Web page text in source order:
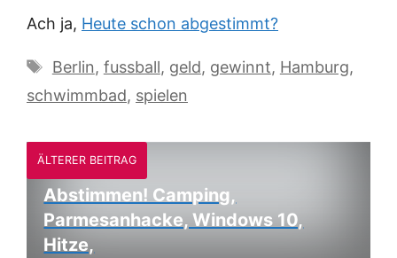
Ach ja, Heute schon abgestimmt?
Schlagwörter
Berlin, fussball, geld, gewinnt, Hamburg,
schwimmbad, spielen
ÄLTERER BEITRAG
Abstimmen! Camping,
Parmesanhacke, Windows 10,
Hitze,